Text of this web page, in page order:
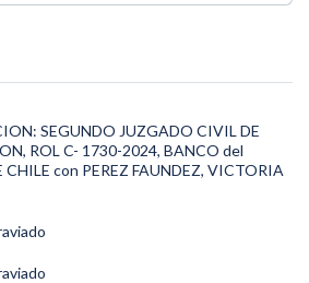
SEGUNDO JUZGADO CIVIL DE
ROL C- 1730-2024, BANCO del
CHILE con PEREZ FAUNDEZ, VICTORIA